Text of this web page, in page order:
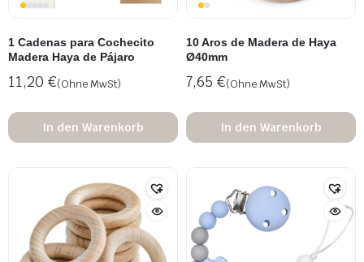
1 Cadenas para Cochecito
Madera Haya de Pájaro
11,20 €(Ohne MwSt)
In den Warenkorb
10 Aros de Madera de Haya
Ø40mm
7,65 €(Ohne MwSt)
In den Warenkorb